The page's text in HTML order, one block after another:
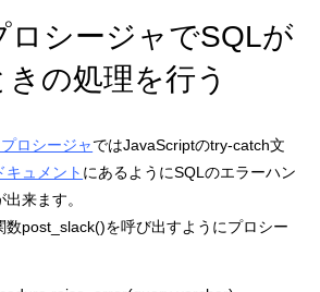
ロシージャでSQLが
の処理を行う
ロシージャではJavaScriptのtry-catch文
キュメント にあるようにSQLのエラーハン
来ます。
数post_slack()を呼び出すようにプロシー